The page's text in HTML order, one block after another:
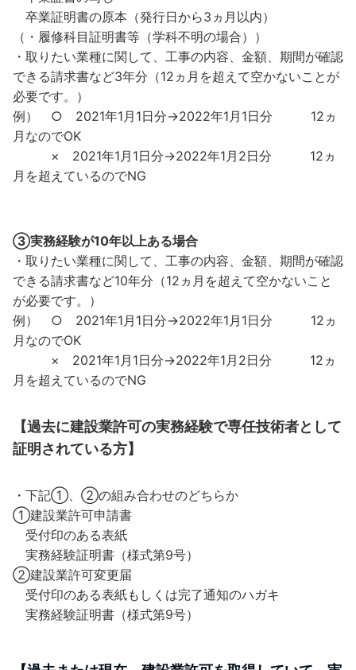
卒業証明書の原本（発行日から3ヵ月以内）
（・履修科目証明書等（学科不明の場合））
・取りたい業種に関して、工事の内容、金額、期間が確認
できる請求書など3年分（12ヵ月を超えて空かないことが
必要です。）
例） ○ 2021年1月1日分→2022年1月1日分 12ヵ
月なのでOK
× 2021年1月1日分→2022年1月2日分 12ヵ
月を超えているのでNG
➂実務経験が10年以上ある場合
・取りたい業種に関して、工事の内容、金額、期間が確認
できる請求書など10年分（12ヵ月を超えて空かないこと
が必要です。）
例） ○ 2021年1月1日分→2022年1月1日分 12ヵ
月なのでOK
× 2021年1月1日分→2022年1月2日分 12ヵ
月を超えているのでNG
【過去に建設業許可の実務経験で専任技術者として
証明されている方】
・下記①、②の組み合わせのどちらか
①建設業許可申請書
受付印のある表紙
実務経験証明書（様式第9号）
②建設業許可変更届
受付印のある表紙もしくは完了通知のハガキ
実務経験証明書（様式第9号）